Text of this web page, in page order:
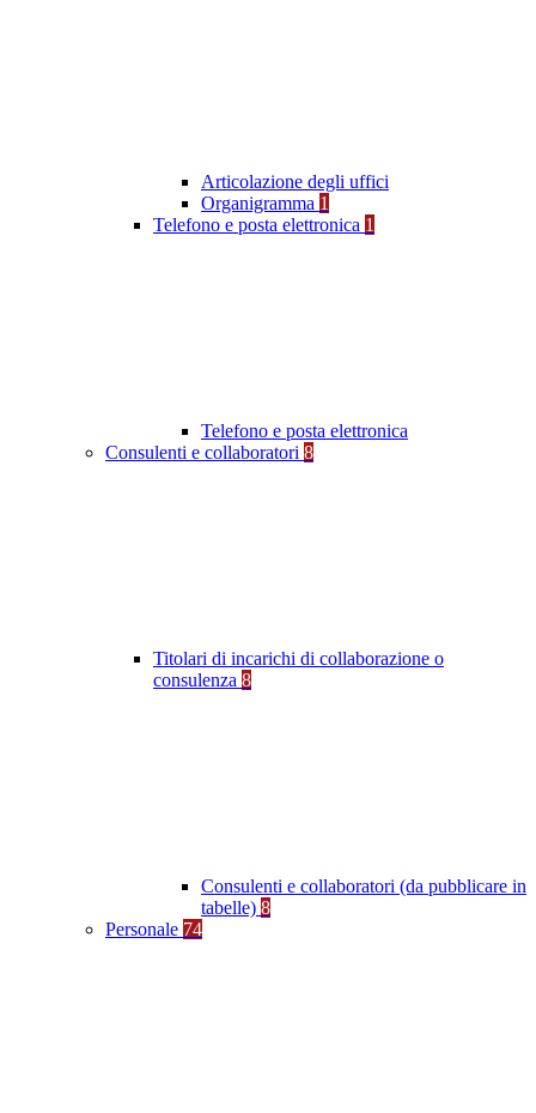
Articolazione degli uffici
Organigramma 1
Telefono e posta elettronica 1
Telefono e posta elettronica
Consulenti e collaboratori 8
Titolari di incarichi di collaborazione o
consulenza 8
Consulenti e collaboratori (da pubblicare in
tabelle) 8
Personale 74